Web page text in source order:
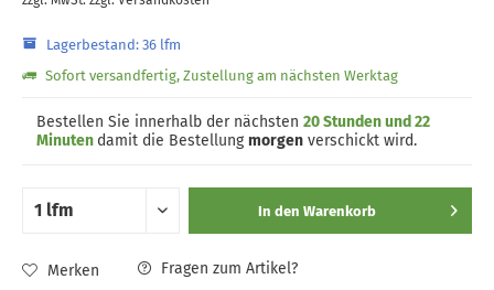
Lagerbestand: 36 lfm
Sofort versandfertig, Zustellung am nächsten Werktag
Bestellen Sie innerhalb der nächsten 20 Stunden und 22
Minuten damit die Bestellungmorgen verschickt wird.
In den Warenkorb
Merken Fragen zum Artikel?